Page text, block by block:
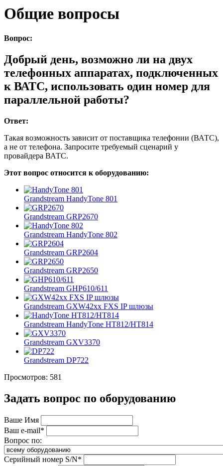
Общие вопросы
Вопрос:
Добрый день, возможно ли на двух
телефонных аппаратах, подключенных
к ВАТС, использовать один номер для
параллельной работы?
Ответ:
Такая возможность зависит от поставщика телефонии (ВАТС),
а не от телефона. Запросите требуемый сценарий у
провайдера ВАТС.
Этот вопрос относится к оборудованию:
Grandstream HandyTone 801
Grandstream GRP2670
Grandstream HandyTone 802
Grandstream GRP2604
Grandstream GRP2650
Grandstream GHP610/611
Grandstream GXW42xx FXS IP шлюзы
Grandstream HandyTone HT812/HT814
Grandstream GXV3370
Grandstream DP722
Просмотров: 581
Задать вопрос по оборудованию
Ваше Имя
Ваш e-mail*
Вопрос по:
Серийный номер S/N*